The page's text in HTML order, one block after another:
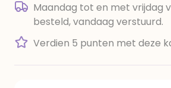
Maandag tot en met vrijdag
besteld, vandaag verstuurd.
Verdien 5 punten met deze